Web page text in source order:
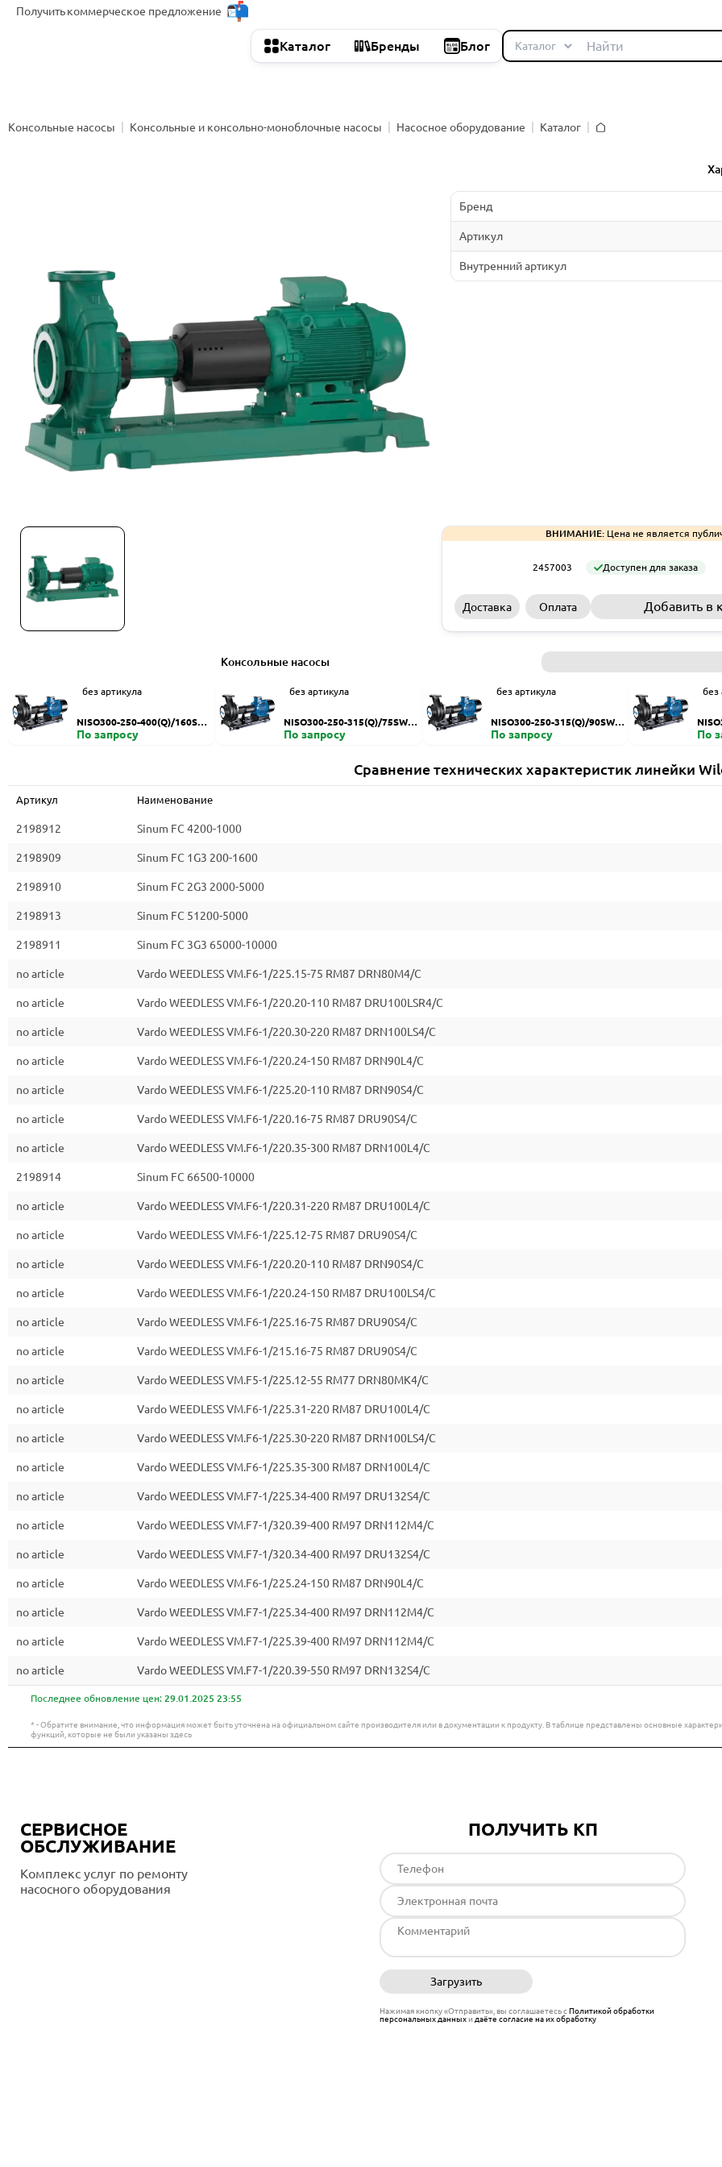
Получитькоммерческое предложение
Каталог Бренды Блог
Консольные насосы Консольные и консольно-моноблочные насосы Насосное оборудование
Каталог
Бренд
Артикул
Внутренний артикул
ВНИМАНИЕ:Цена не является
2457003 Доступен для заказа
Доставка Оплата Добавить в
Консольные насосы
без артикула
NISO300-250-400(Q)/160SW
HZDI
По запросу
без артикула
NISO300-250-315(Q)/75SWH
ZDI
По запросу
без артикула
NISO300-250-315(Q)/90SWH
ZDI
По запросу
без
HZDI
По
Сравнение технических характеристик линейки
Артикул Наименование
2198912 Sinum FC 4200-1000
2198909 Sinum FC 1G3 200-1600
2198910 Sinum FC 2G3 2000-5000
2198913 Sinum FC 51200-5000
2198911 Sinum FC 3G3 65000-10000
no article Vardo WEEDLESS VM.F6-1/225.15-75 RM87 DRN80M4/C
no article Vardo WEEDLESS VM.F6-1/220.20-110 RM87 DRU100LSR4/C
no article Vardo WEEDLESS VM.F6-1/220.30-220 RM87 DRN100LS4/C
no article Vardo WEEDLESS VM.F6-1/220.24-150 RM87 DRN90L4/C
no article Vardo WEEDLESS VM.F6-1/225.20-110 RM87 DRN90S4/C
no article Vardo WEEDLESS VM.F6-1/220.16-75 RM87 DRU90S4/C
no article Vardo WEEDLESS VM.F6-1/220.35-300 RM87 DRN100L4/C
2198914 Sinum FC 66500-10000
no article Vardo WEEDLESS VM.F6-1/220.31-220 RM87 DRU100L4/C
no article Vardo WEEDLESS VM.F6-1/225.12-75 RM87 DRU90S4/C
no article Vardo WEEDLESS VM.F6-1/220.20-110 RM87 DRN90S4/C
no article Vardo WEEDLESS VM.F6-1/220.24-150 RM87 DRU100LS4/C
no article Vardo WEEDLESS VM.F6-1/225.16-75 RM87 DRU90S4/C
no article Vardo WEEDLESS VM.F6-1/215.16-75 RM87 DRU90S4/C
no article Vardo WEEDLESS VM.F5-1/225.12-55 RM77 DRN80MK4/C
no article Vardo WEEDLESS VM.F6-1/225.31-220 RM87 DRU100L4/C
no article Vardo WEEDLESS VM.F6-1/225.30-220 RM87 DRN100LS4/C
no article Vardo WEEDLESS VM.F6-1/225.35-300 RM87 DRN100L4/C
no article Vardo WEEDLESS VM.F7-1/225.34-400 RM97 DRU132S4/C
no article Vardo WEEDLESS VM.F7-1/320.39-400 RM97 DRN112M4/C
no article Vardo WEEDLESS VM.F7-1/320.34-400 RM97 DRU132S4/C
no article Vardo WEEDLESS VM.F6-1/225.24-150 RM87 DRN90L4/C
no article Vardo WEEDLESS VM.F7-1/225.34-400 RM97 DRN112M4/C
no article Vardo WEEDLESS VM.F7-1/225.39-400 RM97 DRN112M4/C
no article Vardo WEEDLESS VM.F7-1/220.39-550 RM97 DRN132S4/C
Последнее обновление цен: 29.01.2025 23:55
* - Обратите внимание, что информация может быть уточнена на официальном сайте производителя или в документации к продукту. В таблице представлены основные
функций, которые не были указаны здесь
СЕРВИСНОЕ
ОБСЛУЖИВАНИЕ
Комплекс услуг по ремонту
насосного оборудования
ПОЛУЧИТЬ КП
Загрузить
Нажимая кнопку «Отправить», вы соглашаетесь сПолитикой обработки
персональных данныхи даёте согласие на их обработку